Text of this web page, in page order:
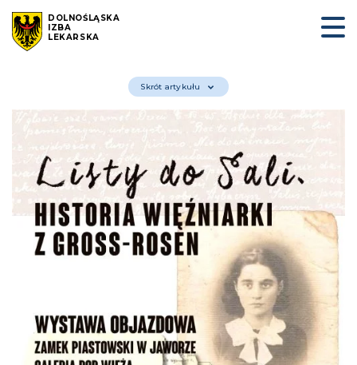
DOLNOŚLĄSKA
IZBA
LEKARSKA
Skrót artykułu